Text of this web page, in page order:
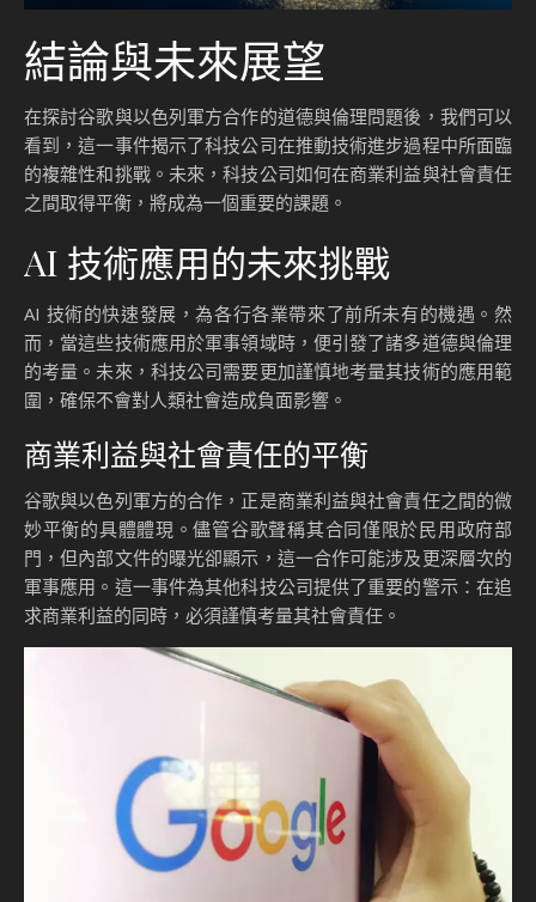
結論與未來展望
在探討谷歌與以色列軍方合作的道德與倫理問題後，我們可以
看到，這一事件揭示了科技公司在推動技術進步過程中所面臨
的複雜性和挑戰。未來，科技公司如何在商業利益與社會責任
之間取得平衡，將成為一個重要的課題。
AI 技術應用的未來挑戰
AI 技術的快速發展，為各行各業帶來了前所未有的機遇。然
而，當這些技術應用於軍事領域時，便引發了諸多道德與倫理
的考量。未來，科技公司需要更加謹慎地考量其技術的應用範
圍，確保不會對人類社會造成負面影響。
商業利益與社會責任的平衡
谷歌與以色列軍方的合作，正是商業利益與社會責任之間的微
妙平衡的具體體現。儘管谷歌聲稱其合同僅限於民用政府部
門，但內部文件的曝光卻顯示，這一合作可能涉及更深層次的
軍事應用。這一事件為其他科技公司提供了重要的警示：在追
求商業利益的同時，必須謹慎考量其社會責任。